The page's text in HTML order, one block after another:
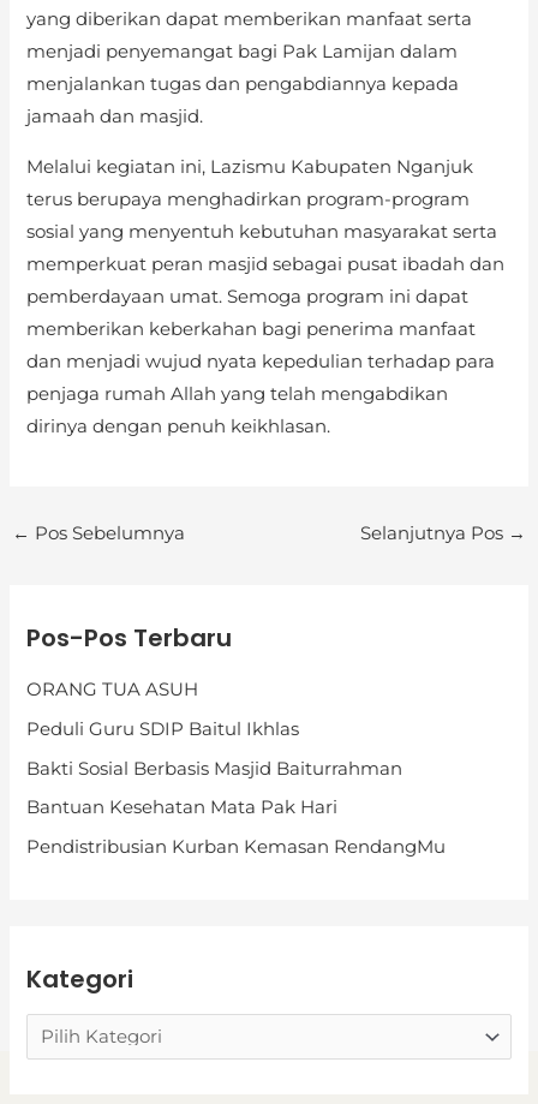
yang diberikan dapat memberikan manfaat serta
menjadi penyemangat bagi Pak Lamijan dalam
menjalankan tugas dan pengabdiannya kepada
jamaah dan masjid.
Melalui kegiatan ini, Lazismu Kabupaten Nganjuk
terus berupaya menghadirkan program-program
sosial yang menyentuh kebutuhan masyarakat serta
memperkuat peran masjid sebagai pusat ibadah dan
pemberdayaan umat. Semoga program ini dapat
memberikan keberkahan bagi penerima manfaat
dan menjadi wujud nyata kepedulian terhadap para
penjaga rumah Allah yang telah mengabdikan
dirinya dengan penuh keikhlasan.
← Pos Sebelumnya Selanjutnya Pos →
Pos-Pos Terbaru
ORANG TUA ASUH
Peduli Guru SDIP Baitul Ikhlas
Bakti Sosial Berbasis Masjid Baiturrahman
Bantuan Kesehatan Mata Pak Hari
Pendistribusian Kurban Kemasan RendangMu
Kategori
a
g
o
r
i